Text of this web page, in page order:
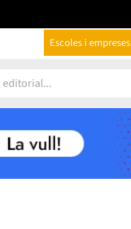
Escoles i empreses